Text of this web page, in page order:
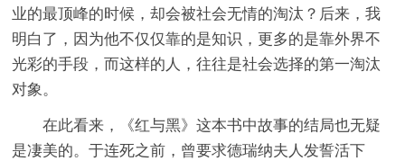
业的最顶峰的时候，却会被社会无情的淘汰？后来，我
明白了，因为他不仅仅靠的是知识，更多的是靠外界不
光彩的手段，而这样的人，往往是社会选择的第一淘汰
对象。
在此看来，《红与黑》这本书中故事的结局也无疑
是凄美的。于连死之前，曾要求德瑞纳夫人发誓活下